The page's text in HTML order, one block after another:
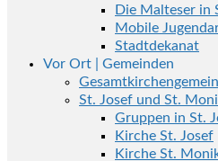
Die Malteser in
Mobile
Stadtdekanat
Vor Ort | Gemeinden
St. Josef und St.
Gruppen in St.
Kirche St. Josef
Kirche St.